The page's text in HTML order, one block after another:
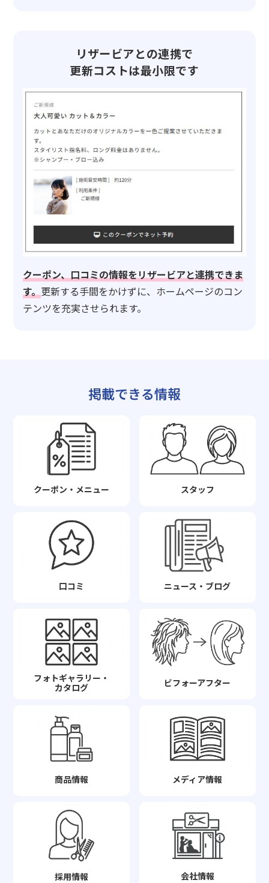
リザービアとの連携で
更新コストは最小限です
クーポン、口コミの情報をリザービアと連携できま
す。 更新する手間をかけずに、ホームページのコン
テンツを充実させられます。
掲載できる情報
クーポン・メニュー スタッフ
口コミ ニュース・ブログ
フォトギャラリー・
カタログ
ビフォーアフター
商品情報 メディア情報
採用情報 会社情報